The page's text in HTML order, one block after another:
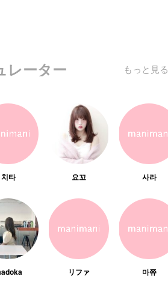
レーター もっと見る
치타 요꼬 사라
リファ 마쮸